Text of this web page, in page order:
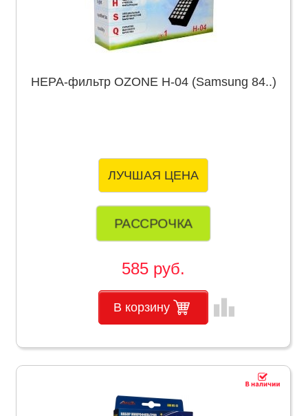
НЕРА-фильтр OZONE H-04 (Samsung 84..)
ЛУЧШАЯ ЦЕНА
РАССРОЧКА
585 руб.
В корзину leaderboard